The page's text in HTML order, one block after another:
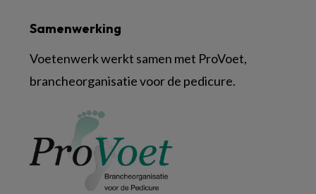
Samenwerking
Voetenwerk werkt samen met ProVoet,
brancheorganisatie voor de pedicure.